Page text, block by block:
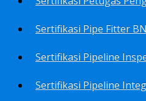
Sertifikasi Pipe Fitter
Sertifikasi Pipeline